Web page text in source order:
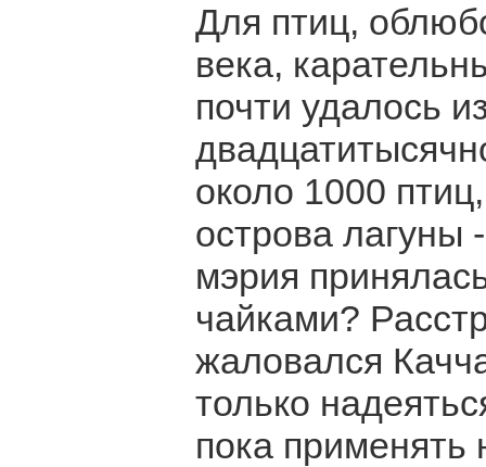
Для птиц,
века,
почти удалось
около 1000
острова
мэрия
чайками?
жаловался
только
пока применять